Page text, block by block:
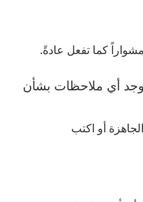
كما تفعل عادةً.
أي ملاحظات بشأن
أو اكتب